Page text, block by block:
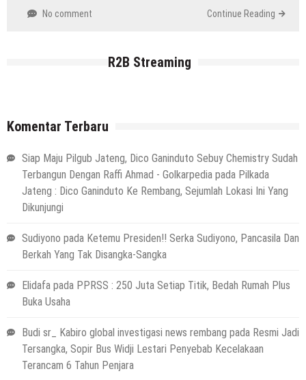
No comment Continue Reading
R2B Streaming
Komentar Terbaru
Siap Maju Pilgub Jateng, Dico Ganinduto Sebuy Chemistry Sudah
Terbangun Dengan Raffi Ahmad - Golkarpedia pada Pilkada
Jateng : Dico Ganinduto Ke Rembang, Sejumlah Lokasi Ini Yang
Dikunjungi
Sudiyono pada Ketemu Presiden!! Serka Sudiyono, Pancasila Dan
Berkah Yang Tak Disangka-Sangka
Elidafa pada PPRSS : 250 Juta Setiap Titik, Bedah Rumah Plus
Buka Usaha
Budi sr_ Kabiro global investigasi news rembang pada Resmi Jadi
Tersangka, Sopir Bus Widji Lestari Penyebab Kecelakaan
Terancam 6 Tahun Penjara